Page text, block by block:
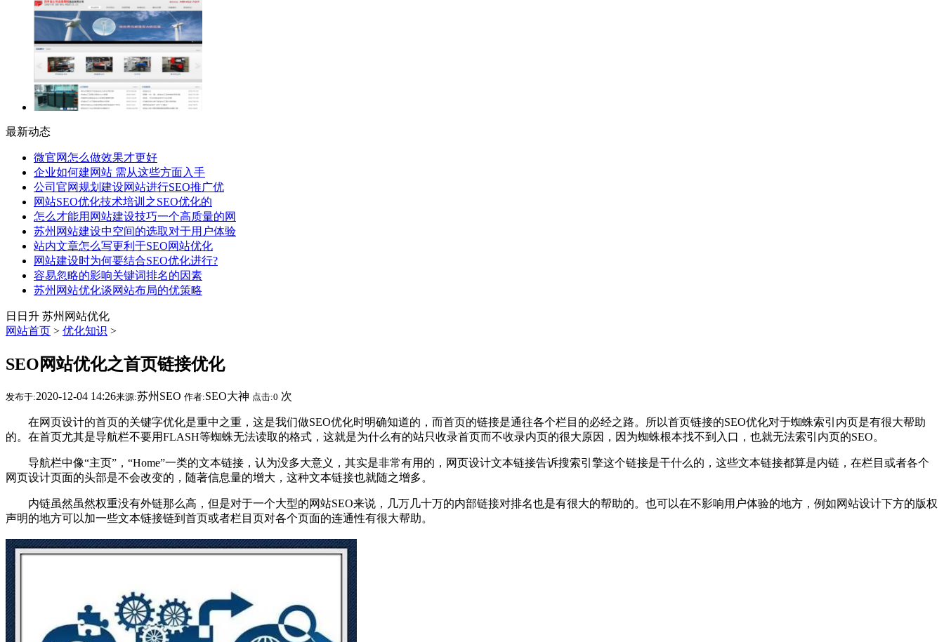
最新动态
微官网怎么做效果才更好
企业如何建网站 需从这些方面入手
公司官网规划建设网站进行SEO推广优
网站SEO优化技术培训之SEO优化的
怎么才能用网站建设技巧一个高质量的网
苏州网站建设中空间的选取对于用户体验
站内文章怎么写更利于SEO网站优化
网站建设时为何要结合SEO优化进行?
容易忽略的影响关键词排名的因素
苏州网站优化谈网站布局的优策略
日日升 苏州网站优化
网站首页 > 优化知识 >
SEO网站优化之首页链接优化
发布于:2020-12-04 14:26来源:苏州SEO 作者:SEO大神 点击:0 次
在网页设计的首页的关键字优化是重中之重，这是我们做SEO优化时明确知道的，而首页的链接是通往各个栏目的必经之路。所以首页链接的SEO优化对于蜘蛛索引内页是有很大帮助
的。在首页尤其是导航栏不要用FLASH等蜘蛛无法读取的格式，这就是为什么有的站只收录首页而不收录内页的很大原因，因为蜘蛛根本找不到入口，也就无法索引内页的SEO。
导航栏中像“主页”，“Home”一类的文本链接，认为没多大意义，其实是非常有用的，网页设计文本链接告诉搜索引擎这个链接是干什么的，这些文本链接都算是内链，在栏目或者各个
网页设计页面的头部是不会改变的，随著信息量的增大，这种文本链接也就随之增多。
内链虽然虽然权重没有外链那么高，但是对于一个大型的网站SEO来说，几万几十万的内部链接对排名也是有很大的帮助的。也可以在不影响用户体验的地方，例如网站设计下方的版权
声明的地方可以加一些文本链接链到首页或者栏目页对各个页面的连通性有很大帮助。